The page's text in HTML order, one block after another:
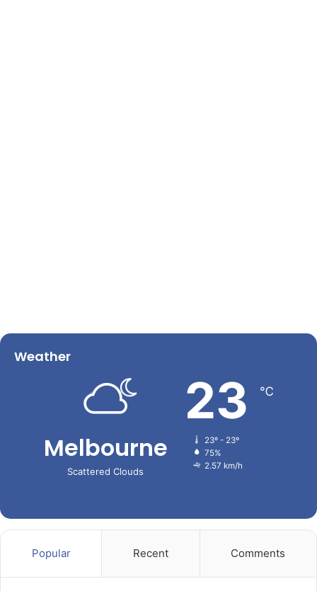
Weather
Melbourne
Scattered Clouds
23 ℃
23º - 23º
75%
2.57 km/h
Popular Recent Comments